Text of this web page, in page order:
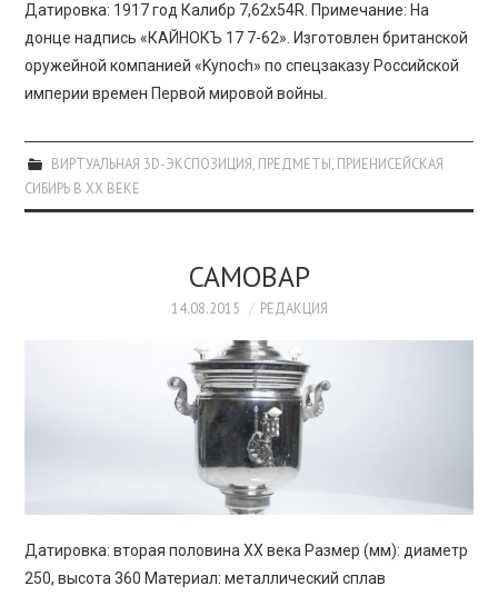
Датировка: 1917 год Калибр 7,62х54R. Примечание: На
донце надпись «КАЙНОКЪ 17 7-62». Изготовлен британской
оружейной компанией «Kynoch» по спецзаказу Российской
империи времен Первой мировой войны.
ВИРТУАЛЬНАЯ 3D-ЭКСПОЗИЦИЯ, ПРЕДМЕТЫ, ПРИЕНИСЕЙСКАЯ
СИБИРЬ В XX ВЕКЕ
САМОВАР
14.08.2015 РЕДАКЦИЯ
Датировка: вторая половина XX века Размер (мм): диаметр
250, высота 360 Материал: металлический сплав